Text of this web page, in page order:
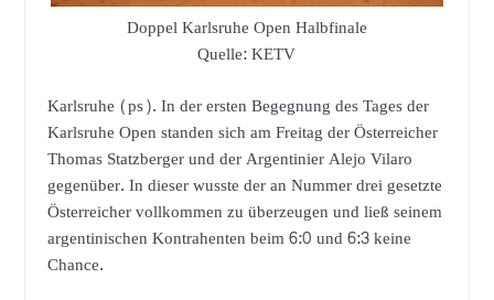
Doppel Karlsruhe Open Halbfinale
Quelle: KETV
Karlsruhe (ps). In der ersten Begegnung des Tages der
Karlsruhe Open standen sich am Freitag der Österreicher
Thomas Statzberger und der Argentinier Alejo Vilaro
gegenüber. In dieser wusste der an Nummer drei gesetzte
Österreicher vollkommen zu überzeugen und ließ seinem
argentinischen Kontrahenten beim 6:0 und 6:3 keine
Chance.